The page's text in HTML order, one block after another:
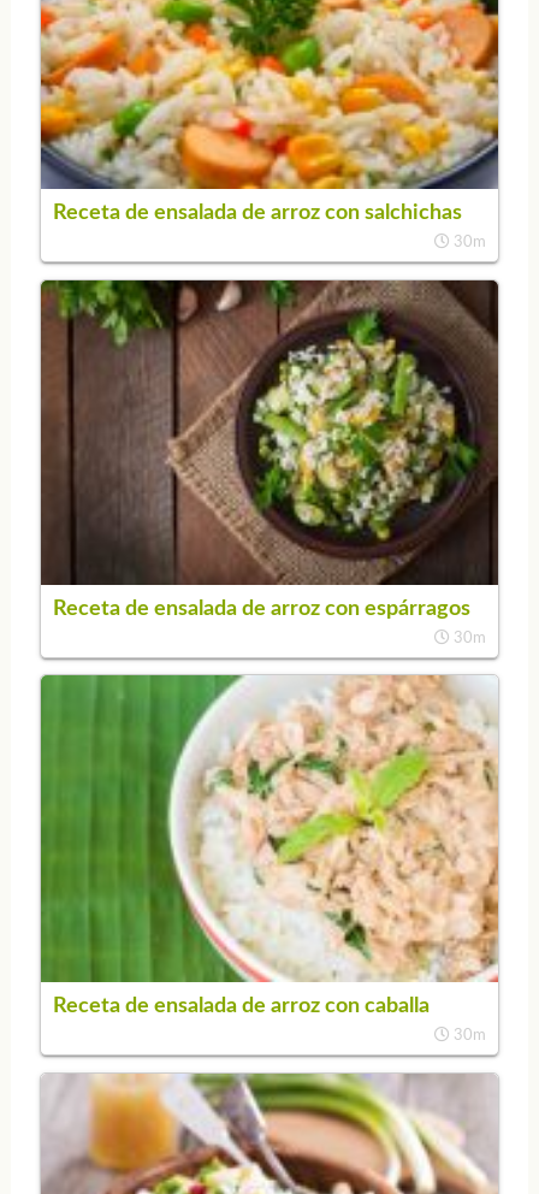
Receta de ensalada de arroz con salchichas
30m
Receta de ensalada de arroz con espárragos
30m
Receta de ensalada de arroz con caballa
30m